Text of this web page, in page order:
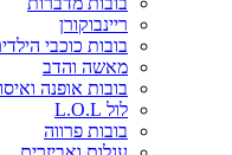
ריינבוקורן
בובות כוכבי הילדים
מאשה והדב
בובות אופנה ואיסוף
לול L.O.L
בובות פרווה